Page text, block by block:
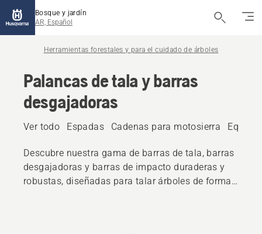
Bosque y jardín
AR, Español
Herramientas forestales y para el cuidado de árboles
Palancas de tala y barras
desgajadoras
Ver todo Espadas Cadenas para motosierra
Descubre nuestra gama de barras de tala, barras
desgajadoras y barras de impacto duraderas y
robustas, diseñadas para talar árboles de forma